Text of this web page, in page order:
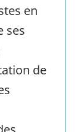
en
ses
de